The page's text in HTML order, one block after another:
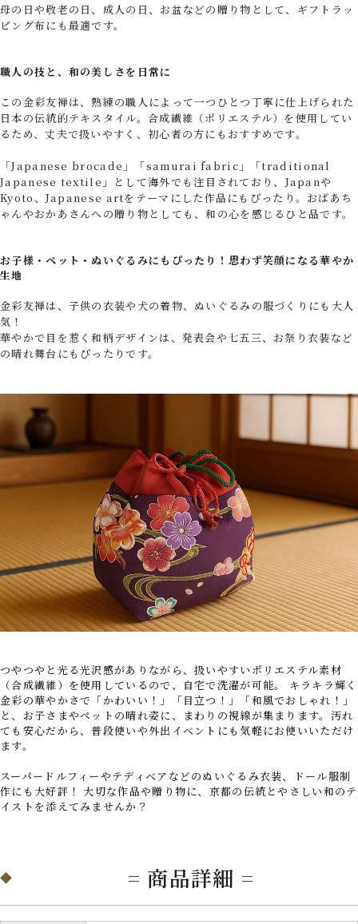
母の日や敬老の日、成人の日、お盆などの贈り物として、ギフトラッ
ピング布にも最適です。
職人の技と、和の美しさを日常に
この金彩友禅は、熟練の職人によって一つひとつ丁寧に仕上げられた
日本の伝統的テキスタイル。合成繊維（ポリエステル）を使用してい
るため、丈夫で扱いやすく、初心者の方にもおすすめです。
「Japanese brocade」「samurai fabric」「traditional
Japanese textile」として海外でも注目されており、Japanや
Kyoto、Japanese artをテーマにした作品にもぴったり。おばあち
ゃんやおかあさんへの贈り物としても、和の心を感じるひと品です。
お子様・ペット・ぬいぐるみにもぴったり！思わず笑顔になる華やか
生地
金彩友禅は、子供の衣装や犬の着物、ぬいぐるみの服づくりにも大人
気！
華やかで目を惹く和柄デザインは、発表会や七五三、お祭り衣装など
の晴れ舞台にもぴったりです。
つやつやと光る光沢感がありながら、扱いやすいポリエステル素材
（合成繊維）を使用しているので、自宅で洗濯が可能。 キラキラ輝く
金彩の華やかさで「かわいい！」「目立つ！」「和風でおしゃれ！」
と、お子さまやペットの晴れ姿に、まわりの視線が集まります。汚れ
ても安心だから、普段使いや外出イベントにも気軽にお使いいただけ
ます。
スーパードルフィーやテディベアなどのぬいぐるみ衣装、ドール服制
作にも大好評！ 大切な作品や贈り物に、京都の伝統とやさしい和のテ
イストを添えてみませんか？
= 商品詳細 =